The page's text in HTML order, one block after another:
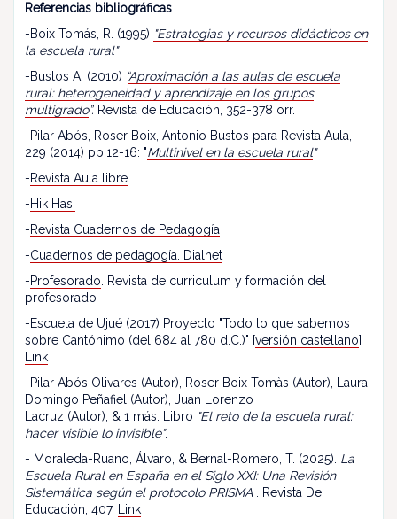
Referencias bibliográficas
-Boix Tomás, R. (1995) "Estrategias y recursos didácticos en
la escuela rural"
-Bustos A. (2010) “Aproximación a las aulas de escuela
rural: heterogeneidad y aprendizaje en los grupos
multigrado”. Revista de Educación, 352-378 orr.
-Pilar Abós, Roser Boix, Antonio Bustos para Revista Aula,
229 (2014) pp.12-16: "Multinivel en la escuela rural"
-Revista Aula libre
-Hik Hasi
-Revista Cuadernos de Pedagogía
-Cuadernos de pedagogía. Dialnet
-Profesorado . Revista de curriculum y formación del
profesorado
-Escuela de Ujué (2017) Proyecto "Todo lo que sabemos
sobre Cantónimo (del 684 al 780 d.C.)" [versión castellano]
Link
-Pilar Abós Olivares (Autor), Roser Boix Tomàs (Autor), Laura
Domingo Peñafiel (Autor), Juan Lorenzo
Lacruz (Autor), & 1 más. Libro "El reto de la escuela rural:
hacer visible lo invisible".
- Moraleda-Ruano, Álvaro, & Bernal-Romero, T. (2025). La
Escuela Rural en España en el Siglo XXI: Una Revisión
Sistemática según el protocolo PRISMA . Revista De
Educación, 407.
Link